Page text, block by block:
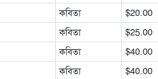
কবিতা
$20.00
কবিতা
$25.00
কবিতা
$40.00
কবিতা
$40.00